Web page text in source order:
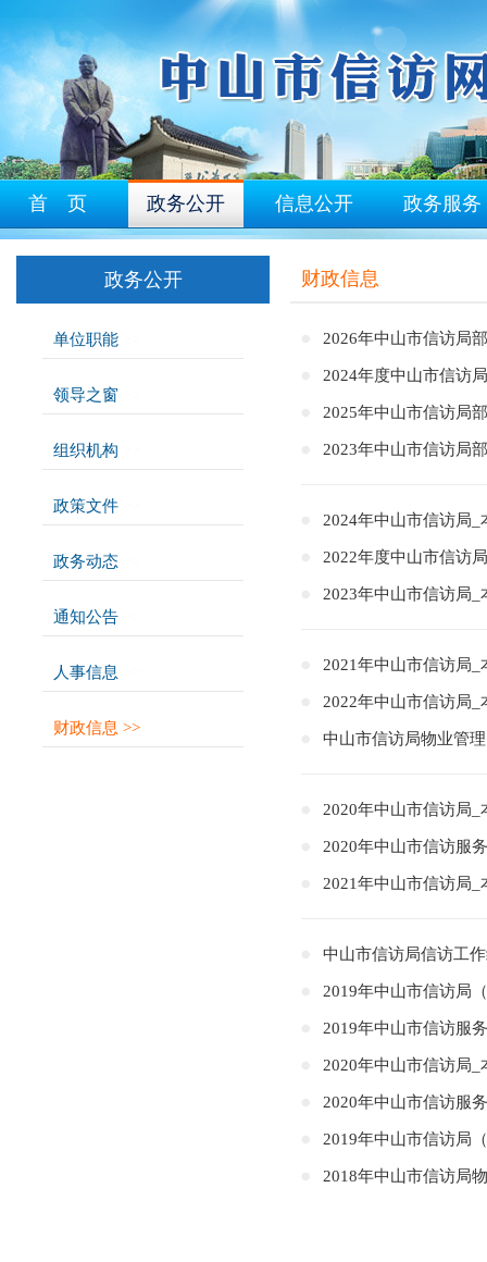
首 页 政务公开 信息公开 政务服务
政务公开
单位职能
领导之窗
组织机构
政策文件
政务动态
通知公告
人事信息
财政信息 >>
财政信息
2026年中山市信访局
2024年度中山市信访
2025年中山市信访局
2023年中山市信访局
2024年中山市信访局_
2022年度中山市信访
2023年中山市信访局_
2021年中山市信访局_
2022年中山市信访局_
中山市信访局物业管
2020年中山市信访局_
2020年中山市信访服
2021年中山市信访局_
中山市信访局信访工
2019年中山市信访局
2019年中山市信访服
2020年中山市信访局_
2020年中山市信访服
2019年中山市信访局
2018年中山市信访局